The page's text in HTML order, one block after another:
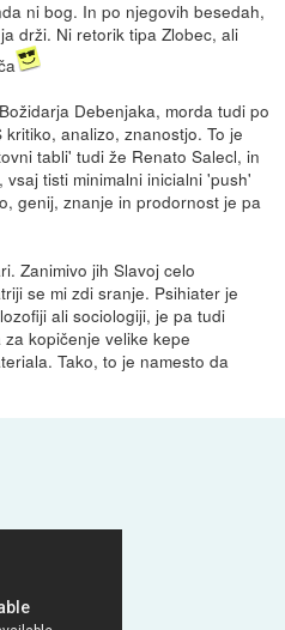
ni bog. In po njegovih besedah,
drži. Ni retorik tipa Zlobec, ali
Debenjaka, morda tudi po
analizo, znanostjo. To je
tabli' tudi že Renato Salecl, in
tisti minimalni inicialni 'push'
genij, znanje in prodornost je pa
Zanimivo jih Slavoj celo
se mi zdi sranje. Psihiater je
ali sociologiji, je pa tudi
kopičenje velike kepe
Tako, to je namesto da